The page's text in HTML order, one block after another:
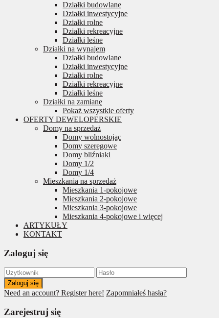
Działki budowlane
Działki inwestycyjne
Działki rolne
Działki rekreacyjne
Działki leśne
Działki na wynajem
Działki budowlane
Działki inwestycyjne
Działki rolne
Działki rekreacyjne
Działki leśne
Działki na zamianę
Pokaż wszystkie oferty
OFERTY DEWELOPERSKIE
Domy na sprzedaż
Domy wolnostojąc
Domy szeregowe
Domy bliźniaki
Domy 1/2
Domy 1/4
Mieszkania na sprzedaż
Mieszkania 1-pokojowe
Mieszkania 2-pokojowe
Mieszkania 3-pokojowe
Mieszkania 4-pokojowe i więcej
ARTYKUŁY
KONTAKT
Zaloguj się
Zaloguj się
Need an account? Register here! Zapomniałeś hasła?
Zarejestruj się